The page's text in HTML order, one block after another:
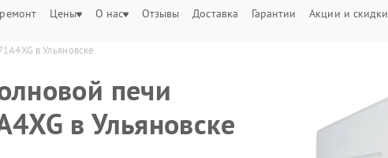
Цены О нас Отзывы Доставка Гарантии Акции и скидки
в Ульяновске
печи
в Ульяновске